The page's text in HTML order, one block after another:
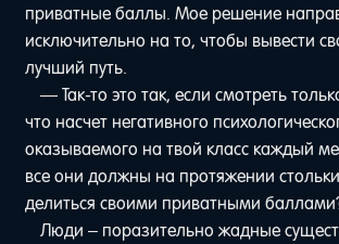
приватные баллы. Мое решение
исключительно на то, чтобы вывести
лучший путь.
— Так-то это так, если смотреть
что насчет негативного
оказываемого на твой класс каждый
все они должны на протяжении
делиться своими приватными
Люди – поразительно жадные